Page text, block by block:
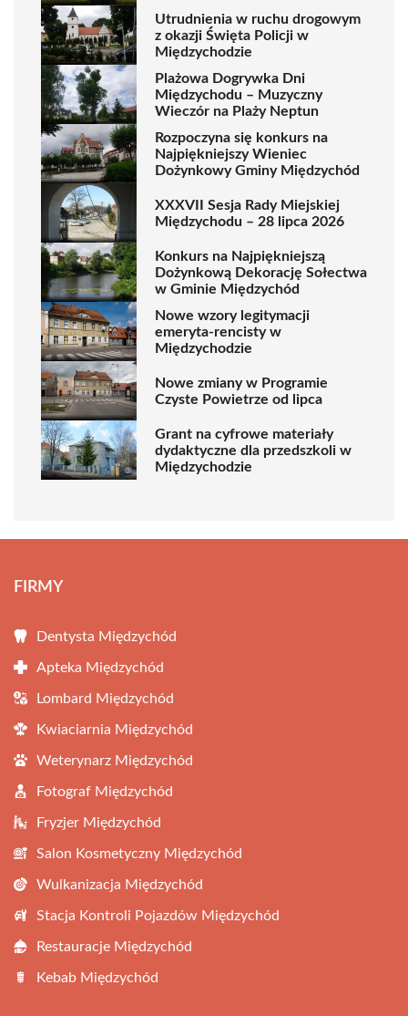
Utrudnienia w ruchu drogowym
z okazji Święta Policji w
Międzychodzie
Plażowa Dogrywka Dni
Międzychodu – Muzyczny
Wieczór na Plaży Neptun
Rozpoczyna się konkurs na
Najpiękniejszy Wieniec
Dożynkowy Gminy Międzychód
XXXVII Sesja Rady Miejskiej
Międzychodu – 28 lipca 2026
Konkurs na Najpiękniejszą
Dożynkową Dekorację Sołectwa
w Gminie Międzychód
Nowe wzory legitymacji
emeryta-rencisty w
Międzychodzie
Nowe zmiany w Programie
Czyste Powietrze od lipca
Grant na cyfrowe materiały
dydaktyczne dla przedszkoli w
Międzychodzie
FIRMY
Dentysta Międzychód
Apteka Międzychód
Lombard Międzychód
Kwiaciarnia Międzychód
Weterynarz Międzychód
Fotograf Międzychód
Fryzjer Międzychód
Salon Kosmetyczny Międzychód
Wulkanizacja Międzychód
Stacja Kontroli Pojazdów Międzychód
Restauracje Międzychód
Kebab Międzychód